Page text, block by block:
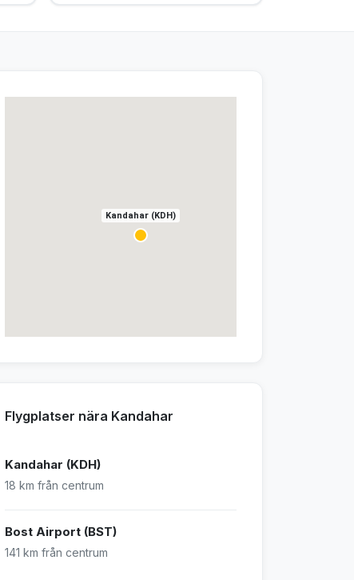
Kandahar (KDH)
Flygplatser nära Kandahar
Kandahar (KDH)
18 km från centrum
Bost Airport (BST)
141 km från centrum